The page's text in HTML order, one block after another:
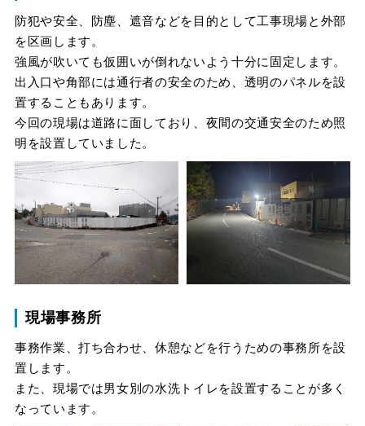
防犯や安全、防塵、遮音などを目的として工事現場と外部
を区画します。
強風が吹いても仮囲いが倒れないよう十分に固定します。
出入口や角部には通行者の安全のため、透明のパネルを設
置することもあります。
今回の現場は道路に面しており、夜間の交通安全のため照
明を設置していました。
現場事務所
事務作業、打ち合わせ、休憩などを行うための事務所を設
置します。
また、現場では男女別の水洗トイレを設置することが多く
なっています。